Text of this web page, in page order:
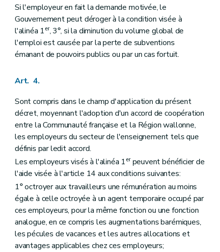
Si l'employeur en fait la demande motivée, le
Gouvernement peut déroger à la condition visée à
l'alinéa 1er, 3°, si la diminution du volume global de
l'emploi est causée par la perte de subventions
émanant de pouvoirs publics ou par un cas fortuit.
Art. 4.
Sont compris dans le champ d'application du présent
décret, moyennant l'adoption d'un accord de coopération
entre la Communauté française et la Région wallonne,
les employeurs du secteur de l'enseignement tels que
définis par ledit accord.
Les employeurs visés à l'alinéa 1erpeuvent bénéficier de
l'aide visée à l'article 14 aux conditions suivantes:
1° octroyer aux travailleurs une rémunération au moins
égale à celle octroyée à un agent temporaire occupé par
ces employeurs, pour la même fonction ou une fonction
analogue, en ce compris les augmentations barémiques,
les pécules de vacances et les autres allocations et
avantages applicables chez ces employeurs;